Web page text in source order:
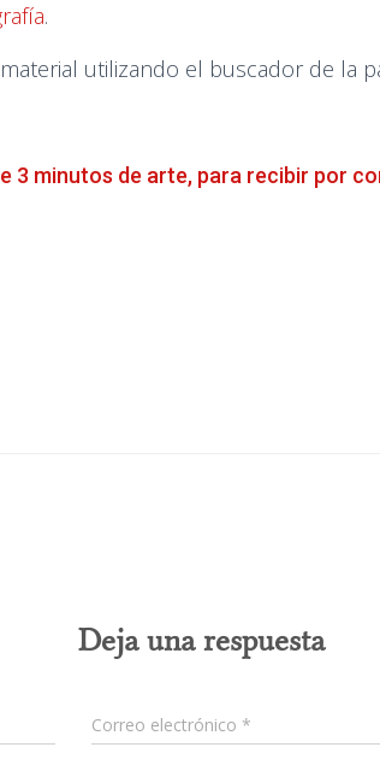
.
utilizando el buscador de la
3 minutos de arte, para recibir por
Deja una respuesta
Correo electrónico *